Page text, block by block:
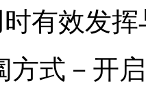
有效发
方式－开